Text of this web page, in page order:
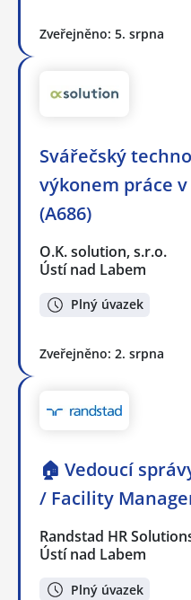
Zveřejněno: 5. srpna
Svářečský
výkonem práce
(A686)
O.K. solution, s.r.o.
Ústí nad Labem
Plný úvazek
Zveřejněno: 2. srpna
🏠 Vedoucí
/ Facility
Randstad HR
Ústí nad Labem
Plný úvazek